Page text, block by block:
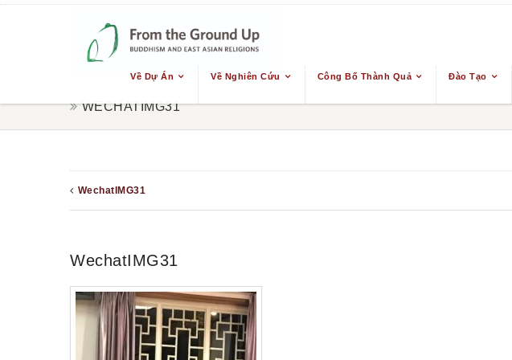
Về Dự Án Về Nghiên Cứu Công Bố Thành Quả Đào Tạo
WECHATIMG31
WechatIMG31
WechatIMG31